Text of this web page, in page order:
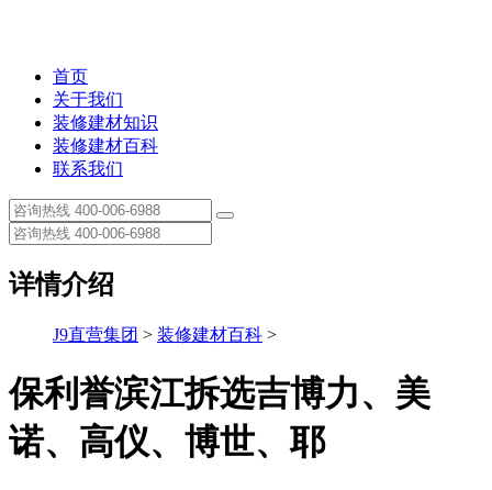
首页
关于我们
装修建材知识
装修建材百科
联系我们
详情介绍
J9直营集团 > 装修建材百科 >
保利誉滨江拆选吉博力、美
诺、高仪、博世、耶